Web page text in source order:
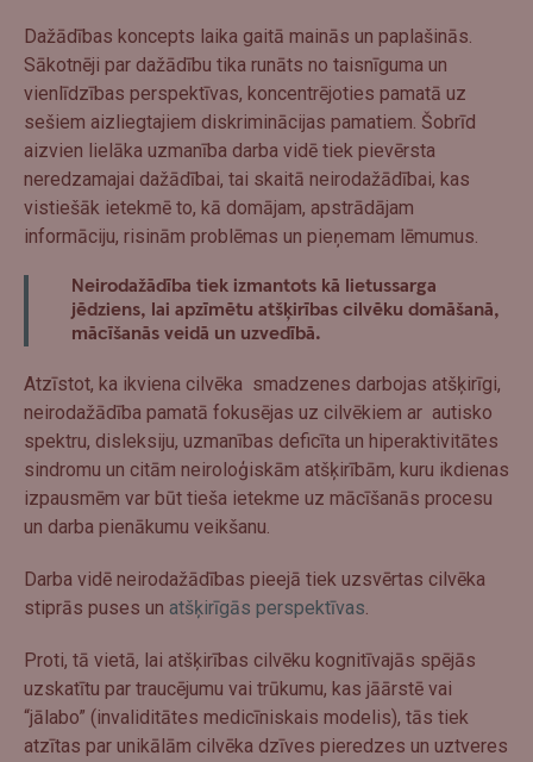
Dažādības koncepts laika gaitā mainās un paplašinās.
Sākotnēji par dažādību tika runāts no taisnīguma un
vienlīdzības perspektīvas, koncentrējoties pamatā uz
sešiem aizliegtajiem diskriminācijas pamatiem. Šobrīd
aizvien lielāka uzmanība darba vidē tiek pievērsta
neredzamajai dažādībai, tai skaitā neirodažādībai, kas
vistiešāk ietekmē to, kā domājam, apstrādājam
informāciju, risinām problēmas un pieņemam lēmumus.
Neirodažādība tiek izmantots kā lietussarga
jēdziens, lai apzīmētu atšķirības cilvēku domāšanā,
mācīšanās veidā un uzvedībā.
Atzīstot, ka ikviena cilvēka smadzenes darbojas atšķirīgi,
neirodažādība pamatā fokusējas uz cilvēkiem ar autisko
spektru, disleksiju, uzmanības deficīta un hiperaktivitātes
sindromu un citām neiroloģiskām atšķirībām, kuru ikdienas
izpausmēm var būt tieša ietekme uz mācīšanās procesu
un darba pienākumu veikšanu.
Darba vidē neirodažādības pieejā tiek uzsvērtas cilvēka
stiprās puses un atšķirīgās perspektīvas.
Proti, tā vietā, lai atšķirības cilvēku kognitīvajās spējās
uzskatītu par traucējumu vai trūkumu, kas jāārstē vai
“jālabo” (invaliditātes medicīniskais modelis), tās tiek
atzītas par unikālām cilvēka dzīves pieredzes un uztveres